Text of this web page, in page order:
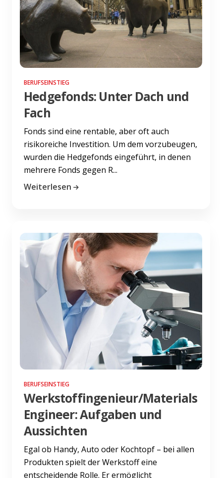
BERUFSEINSTIEG
Hedgefonds: Unter Dach und
Fach
Fonds sind eine rentable, aber oft auch
risikoreiche Investition. Um dem vorzubeugen,
wurden die Hedgefonds eingeführt, in denen
mehrere Fonds gegen R...
Weiterlesen
BERUFSEINSTIEG
Werkstoffingenieur/Materials
Engineer: Aufgaben und
Aussichten
Egal ob Handy, Auto oder Kochtopf – bei allen
Produkten spielt der Werkstoff eine
entscheidende Rolle. Er ermöglicht